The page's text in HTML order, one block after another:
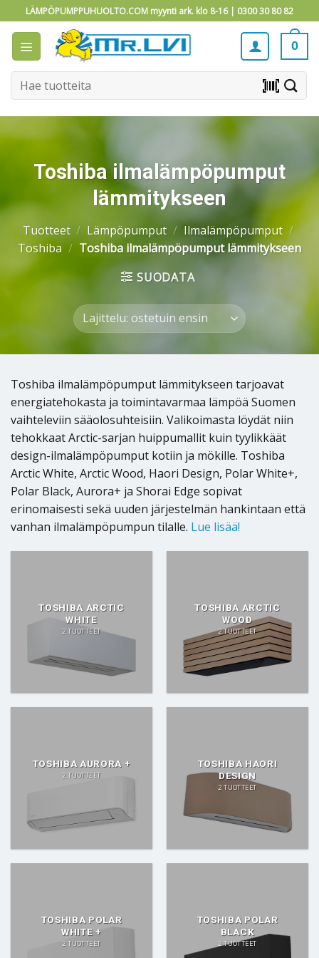
to
content
LÄMPÖPUMPPUHUOLTO.COM myynti ark. klo 8-16 | 0300 30 80 82
0
Etsi: barcode_scanner
Toshiba ilmalämpöpumput
lämmitykseen
Tuotteet / Lämpöpumput / Ilmalämpöpumput /
Toshiba / Toshiba ilmalämpöpumput lämmitykseen
SUODATA
Toshiba ilmalämpöpumput lämmitykseen tarjoavat
energiatehokasta ja toimintavarmaa lämpöä Suomen
vaihteleviin sääolosuhteisiin. Valikoimasta löydät niin
tehokkaat Arctic-sarjan huippumallit kuin tyylikkäät
design-ilmalämpöpumput kotiin ja mökille. Toshiba
Arctic White, Arctic Wood, Haori Design, Polar White+,
Polar Black, Aurora+ ja Shorai Edge sopivat
erinomaisesti sekä uuden järjestelmän hankintaan että
vanhan ilmalämpöpumpun tilalle. Lue lisää!
TOSHIBA ARCTIC
WHITE
2 TUOTTEET
TOSHIBA ARCTIC
WOOD
2 TUOTTEET
TOSHIBA AURORA +
2 TUOTTEET
TOSHIBA HAORI
DESIGN
2 TUOTTEET
TOSHIBA POLAR
WHITE +
2 TUOTTEET
TOSHIBA POLAR
BLACK
2 TUOTTEET